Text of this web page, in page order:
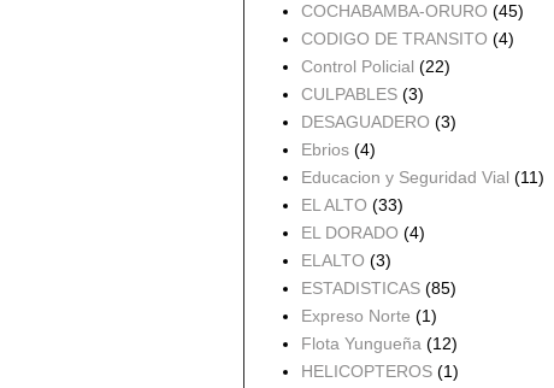
COCHABAMBA-ORURO (45)
CODIGO DE TRANSITO (4)
Control Policial (22)
CULPABLES (3)
DESAGUADERO (3)
Ebrios (4)
Educacion y Seguridad Vial (11)
EL ALTO (33)
EL DORADO (4)
ELALTO (3)
ESTADISTICAS (85)
Expreso Norte (1)
Flota Yungueña (12)
HELICOPTEROS (1)